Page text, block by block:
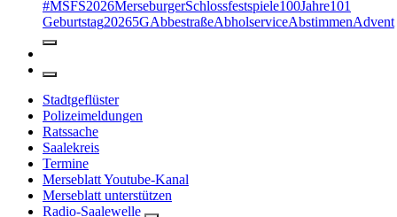
#MSFS2026MerseburgerSchlossfestspiele100Jahre101
Geburtstag20265GAbbestraßeAbholserviceAbstimmenAdvent
Stadtgeflüster
Polizeimeldungen
Ratssache
Saalekreis
Termine
Merseblatt Youtube-Kanal
Merseblatt unterstützen
Radio-Saalewelle